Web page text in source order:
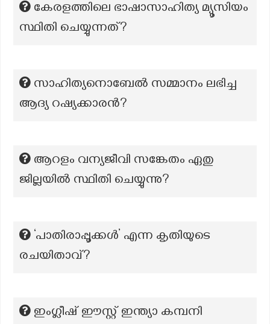
കേരളത്തിലെ ഭാഷാസാഹിത്യ മ്യൂസിയം
സ്ഥിതി ചെയ്യുന്നത്?
സാഹിത്യനൊബേൽ സമ്മാനം ലഭിച്ച
ആദ്യ റഷ്യക്കാരൻ?
ആറളം വന്യജീവി സങ്കേതം ഏതു
ജില്ലയിൽ സ്ഥിതി ചെയ്യുന്നു?
‘പാതിരാപ്പൂക്കൾ’ എന്ന കൃതിയുടെ
രചയിതാവ്?
ഇംഗ്ലീഷ് ഈസ്റ്റ് ഇന്ത്യാ കമ്പനി